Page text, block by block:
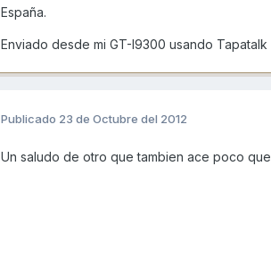
España.
Enviado desde mi GT-I9300 usando Tapatalk
Publicado 23 de Octubre del 2012
Un saludo de otro que tambien ace poco